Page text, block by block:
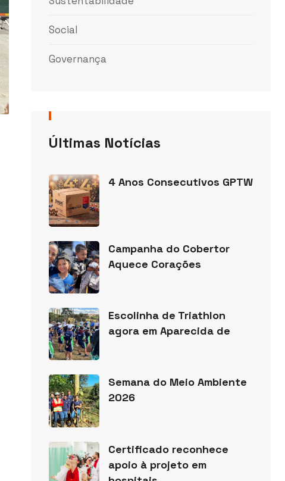
Social
Governança
Últimas Notícias
4 Anos Consecutivos GPTW
Campanha do Cobertor
Aquece Corações
Escolinha de Triathlon
agora em Aparecida de
Semana do Meio Ambiente
2026
Certificado reconhece
apoio à projeto em